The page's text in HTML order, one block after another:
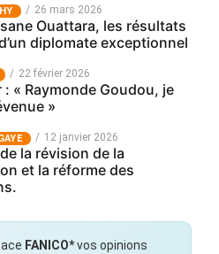
26 mars 2026
Ouattara, les résultats
diplomate exceptionnel
22 février 2026
: « Raymonde Goudou, je
»
12 janvier 2026
la révision de la
et la réforme des
FANICO*vos opinions